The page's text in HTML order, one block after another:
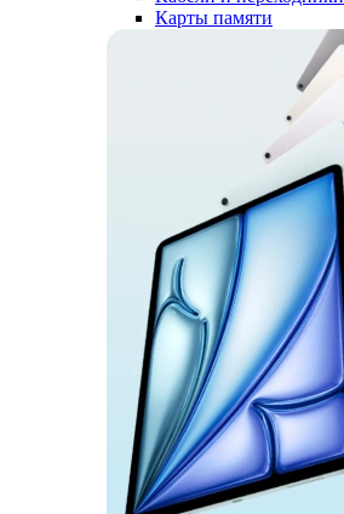
Карты памяти